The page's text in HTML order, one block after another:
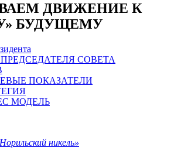
ДВИЖЕНИЕ К
БУДУЩЕМУ
СОВЕТА
ПОКАЗАТЕЛИ
МОДЕЛЬ
никель»